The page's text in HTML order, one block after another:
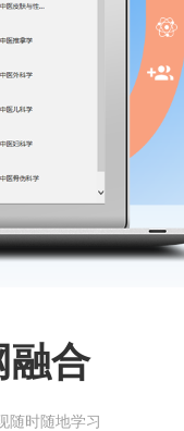
融合
随时随地学习